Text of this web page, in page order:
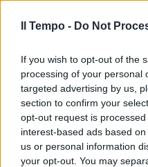
Il Tempo - Do Not
If you wish to opt-out of the
processing of your personal
targeted advertising by us,
section to confirm your
opt-out request is
interest-based ads based
us or personal information
your opt-out. You may